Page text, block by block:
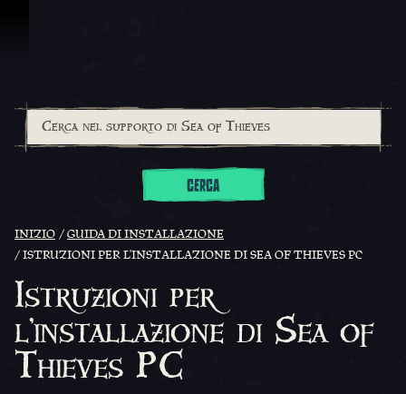
CERCA
INIZIO
GUIDA DI INSTALLAZIONE
ISTRUZIONI PER L'INSTALLAZIONE DI SEA OF THIEVES PC
Istruzioni per
l'installazione di Sea of
Thieves PC